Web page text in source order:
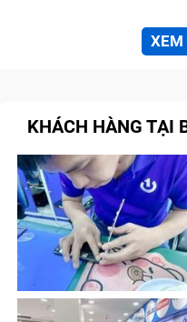
XEM
KHÁCH HÀNG TẠI